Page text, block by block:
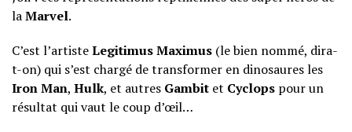
laMarvel.
C’est l’artisteLegitimus Maximus (le bien nommé, dira-
t-on) qui s’est chargé de transformer en dinosaures les
Iron Man, Hulk, et autres Gambit et Cyclops pour un
résultat qui vaut le coup d’œil…